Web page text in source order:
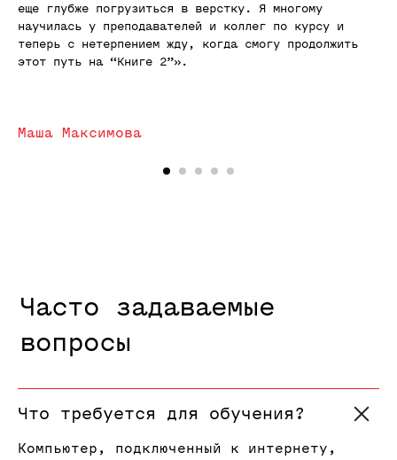
еще глубже погрузиться в верстку. Я многому
научилась у преподавателей и коллег по курсу и
теперь с нетерпением жду, когда смогу продолжить
этот путь на “Книге 2”».
Маша Максимова
Что требуется для обучения?
Компьютер, подключенный к интернету,